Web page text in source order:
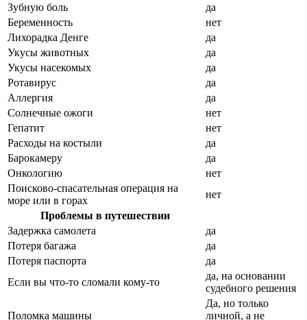
Зубную боль
да
Беременность
нет
Лихорадка Денге
да
Укусы животных
да
Укусы насекомых
да
Ротавирус
да
Аллергия
да
Солнечные ожоги
нет
Гепатит
нет
Расходы на костыли
да
Барокамеру
да
Онкологию
нет
Поисково-спасательная операция на
море или в горах
нет
Проблемы в путешествии
Задержка самолета
да
Потеря багажа
да
Потеря паспорта
да
Если вы что-то сломали кому-то
да, на основании
судебного решения
Поломка машины
Да, но только
личной, а не